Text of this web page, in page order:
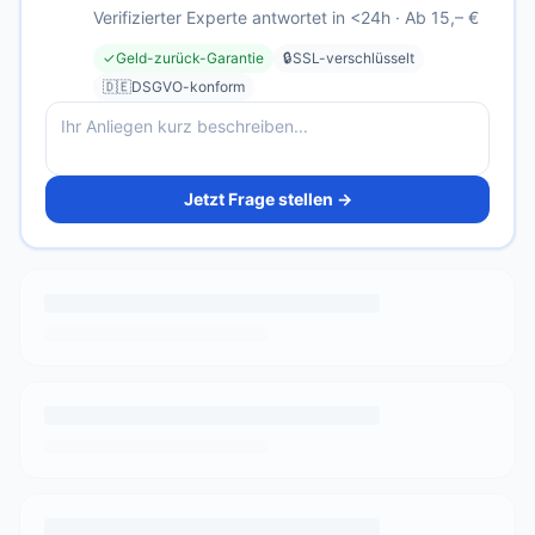
Verifizierter Experte antwortet in <24h · Ab 15,– €
✓Geld-zurück-Garantie 🔒SSL-verschlüsselt
🇩🇪DSGVO-konform
Jetzt Frage stellen →